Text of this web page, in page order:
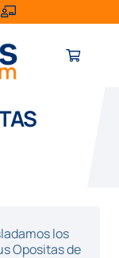
los
Opositas de